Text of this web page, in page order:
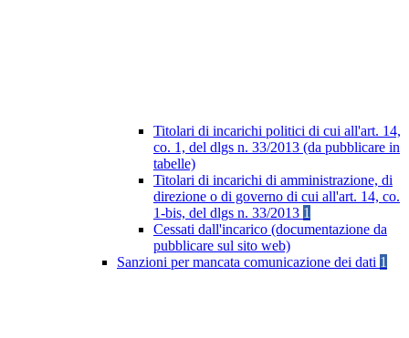
Titolari di incarichi politici di cui all'art. 14,
co. 1, del dlgs n. 33/2013 (da pubblicare in
tabelle)
Titolari di incarichi di amministrazione, di
direzione o di governo di cui all'art. 14, co.
1-bis, del dlgs n. 33/2013 1
Cessati dall'incarico (documentazione da
pubblicare sul sito web)
Sanzioni per mancata comunicazione dei dati 1